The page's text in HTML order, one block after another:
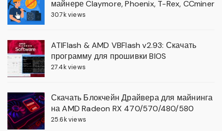
майнере Claymore, Phoenix, T-Rex, CCminer
30.7k views
ATIFlash & AMD VBFlash v2.93: Скачать
программу для прошивки BIOS
27.4k views
Скачать Блокчейн Драйвера для майнинга
на AMD Radeon RX 470/570/480/580
25.6k views